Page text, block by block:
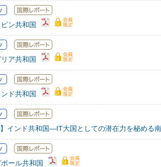
ピン共和国
リア共和国
ンド共和国
】インド共和国―IT大国としての潜在力を秘める
ポール共和国